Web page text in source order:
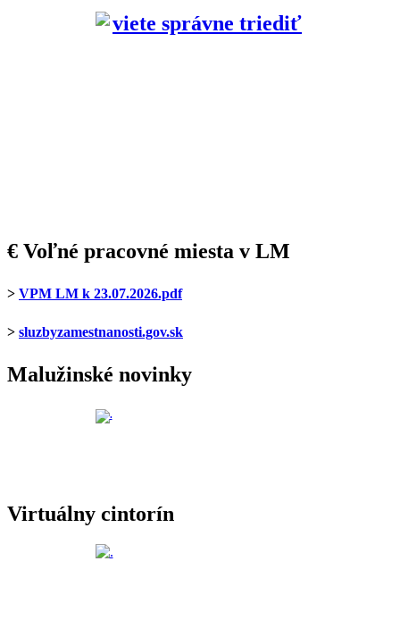
€ Voľné pracovné miesta v LM
> VPM LM k 23.07.2026.pdf
> sluzbyzamestnanosti.gov.sk
Malužinské novinky
Virtuálny cintorín